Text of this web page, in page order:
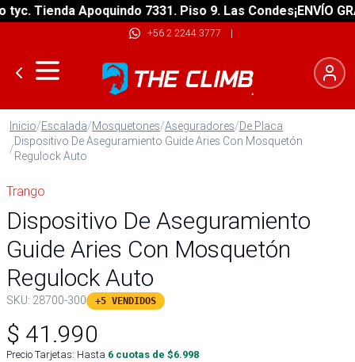
Tienda Apoquindo 7331. Piso 9. Las Condes¡ENVÍO
+56 2 2244 3777 |
Inicio/Escalada/Mosquetones/Aseguradores/De Placa
/
Dispositivo De Aseguramiento Guide Aries Con Mosquetón
Regulock Auto
Trango
Dispositivo De Aseguramiento
Guide Aries Con Mosquetón
Regulock Auto
SKU: 28700-300 +5 VENDIDOS
$ 41.990
Precio Tarjetas: Hasta 6 cuotas de $6.998